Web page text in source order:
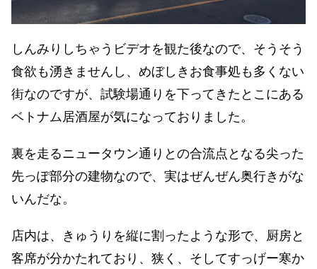
しんみりしちゃうビデオを観た後なので、そうそう
食欲も湧きませんし、めぼしきお食事処も多くない
街なのですが、試験場通りを下ってきたとこにある
ベトナム居酒屋が気になっておりました。
裏を走るニュータウン通りとの合流点となる尖った
先っぽ部分の建物なので、実はぜんぜん奥行きがな
いんだな。
店内は、きゅうりを縦に割ったような形で、厨房と
客席が分かたれており、狭く、そしてすっげー寒か